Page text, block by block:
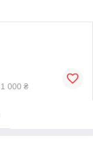
000 ₴